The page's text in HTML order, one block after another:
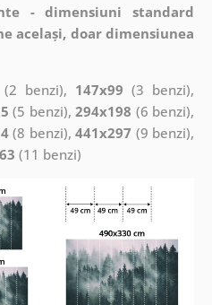
- dimensiuni standard
același, doar dimensiunea
(2 benzi), 147x99 (3 benzi),
(5 benzi),294x198 (6 benzi),
(8 benzi),441x297 (9 benzi),
(11 benzi)